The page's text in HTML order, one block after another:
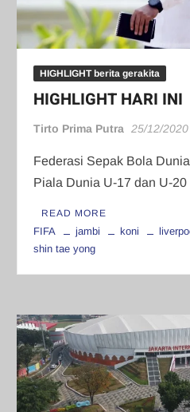
HIGHLIGHT berita gerakita
HIGHLIGHT HARI INI
Tirto Prima Putra 25/12/2020
Federasi Sepak Bola
Piala Dunia U-17 dan U-
READ MORE
FIFA jambi koni
shin tae yong